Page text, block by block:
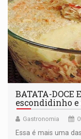
BATATA-DOCE
escondidinho
Gastronomia
Essa é mais uma